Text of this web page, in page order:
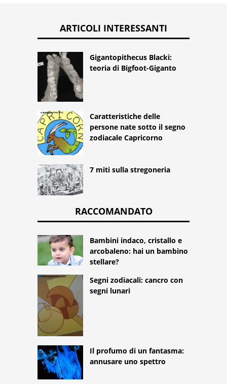
ARTICOLI INTERESSANTI
Gigantopithecus Blacki:
teoria di Bigfoot-Giganto
Caratteristiche delle
persone nate sotto il segno
zodiacale Capricorno
7 miti sulla stregoneria
RACCOMANDATO
Bambini indaco, cristallo e
arcobaleno: hai un bambino
stellare?
Segni zodiacali: cancro con
segni lunari
Il profumo di un fantasma:
annusare uno spettro